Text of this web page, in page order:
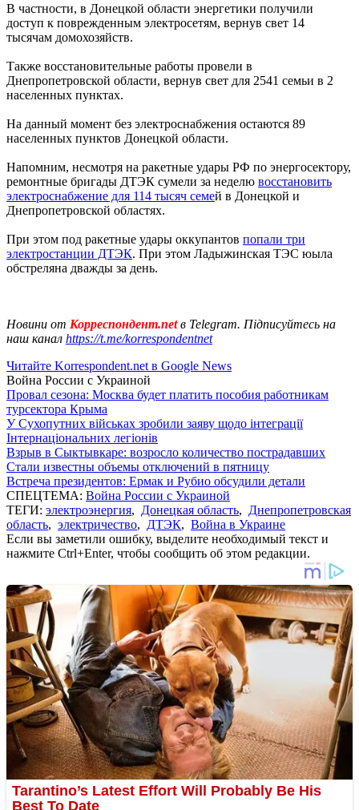
В частности, в Донецкой области энергетики получили
доступ к поврежденным электросетям, вернув свет 14
тысячам домохозяйств.
Также восстановительные работы провели в
Днепропетровской области, вернув свет для 2541 семьи в 2
населенных пунктах.
На данный момент без электроснабжения остаются 89
населенных пунктов Донецкой области.
Напомним, несмотря на ракетные удары РФ по энергосектору,
ремонтные бригады ДТЭК сумели за неделю восстановить
электроснабжение для 114 тысяч семей в Донецкой и
Днепропетровской областях.
При этом под ракетные удары оккупантов попали три
электростанции ДТЭК. При этом Ладыжинская ТЭС юыла
обстреляна дважды за день.
Новини от Корреспондент.netв Telegram. Підписуйтесь на
наш канал https://t.me/korrespondentnet
Читайте Korrespondent.net в Google News
Война России с Украиной
Провал сезона: Москва будет платить пособия работникам
турсектора Крыма
У Сухопутних військах зробили заяву щодо інтеграції
Інтернаціональних легіонів
Взрыв в Сыктывкаре: возросло количество пострадавших
Стали известны объемы отключений в пятницу
Встреча президентов: Ермак и Рубио обсудили детали
СПЕЦТЕМА: Война России с Украиной
ТЕГИ: электроэнергия, Донецкая область, Днепропетровская
область, электричество, ДТЭК, Война в Украине
Если вы заметили ошибку, выделите необходимый текст и
нажмите Ctrl+Enter, чтобы сообщить об этом редакции.